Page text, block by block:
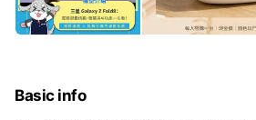
Basic info